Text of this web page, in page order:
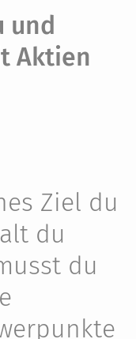
und
Aktien
Ziel du
du
du